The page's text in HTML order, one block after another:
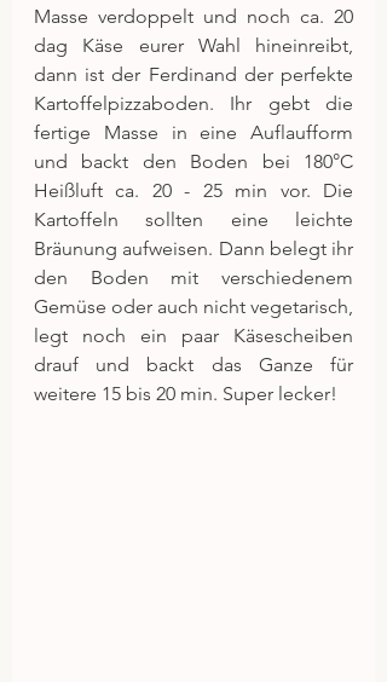
Masse verdoppelt und noch ca. 20
dag Käse eurer Wahl hineinreibt,
dann ist der Ferdinand der perfekte
Kartoffelpizzaboden. Ihr gebt die
fertige Masse in eine Auflaufform
und backt den Boden bei 180°C
Heißluft ca. 20 - 25 min vor. Die
Kartoffeln sollten eine leichte
Bräunung aufweisen. Dann belegt ihr
den Boden mit verschiedenem
Gemüse oder auch nicht vegetarisch,
legt noch ein paar Käsescheiben
drauf und backt das Ganze für
weitere 15 bis 20 min. Super lecker!